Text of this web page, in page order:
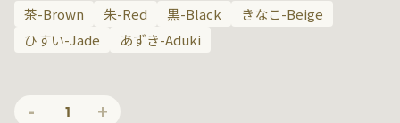
茶-Brown 朱-Red 黒-Black
きなこ-Beige
ひすい-Jade
あずき-Aduki
- 1 +